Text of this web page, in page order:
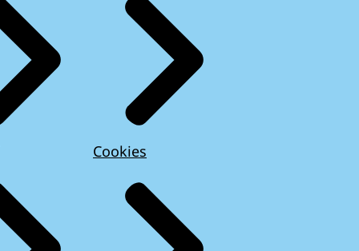
Cookies